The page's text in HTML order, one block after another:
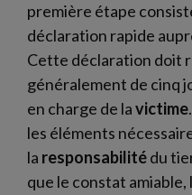
première étape
déclaration rapide
Cette déclaration doit
généralement de cinq
en charge de lavictime
les éléments
la responsabilitédu
que le constat